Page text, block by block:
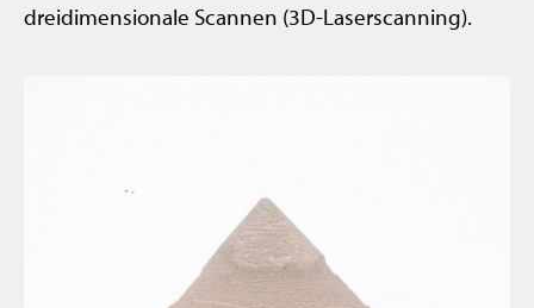
dreidimensionale Scannen (3D-Laserscanning).